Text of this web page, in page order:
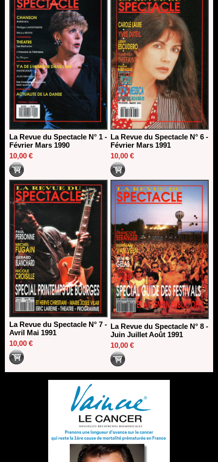
La Revue du Spectacle N° 1 -
Février Mars 1990
10,00 €
La Revue du Spectacle N° 6 -
Février Mars 1991
10,00 €
La Revue du Spectacle N° 7 -
Avril Mai 1991
10,00 €
La Revue du Spectacle N° 8 -
Juin Juillet Août 1991
10,00 €